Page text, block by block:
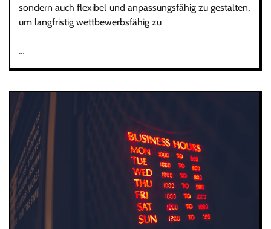
sondern auch flexibel und anpassungsfähig zu gestalten,
um langfristig wettbewerbsfähig zu
…